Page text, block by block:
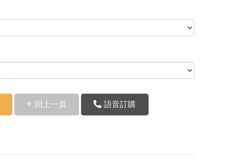
回上一頁 語音訂購